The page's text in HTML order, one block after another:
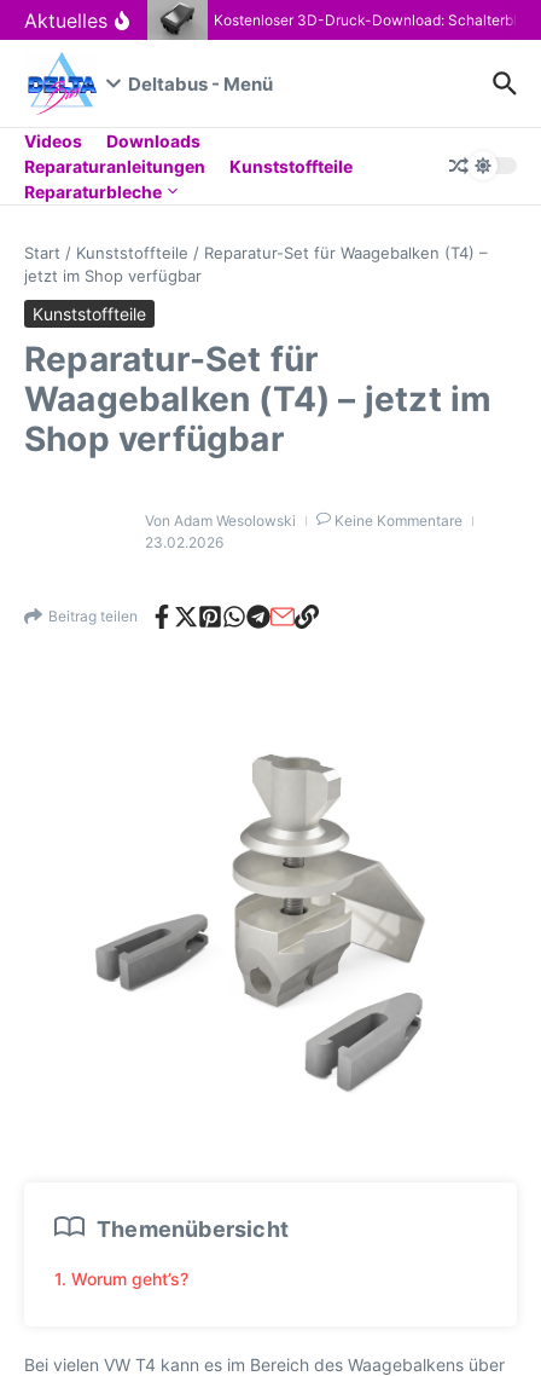
Zum Inhalt springen
Aktuelles Kostenloser 3D-Druck-Download:
Deltabus - Menü
Videos
Downloads
Reparaturanleitungen
Kunststoffteile
Reparaturbleche
Start / Kunststoffteile / Reparatur-Set für Waagebalken (T4) –
jetzt im Shop verfügbar
Kunststoffteile
Reparatur-Set für
Waagebalken (T4) – jetzt im
Shop verfügbar
Von Adam Wesolowski
Keine Kommentare
23.02.2026
Beitrag teilen
Themenübersicht
1. Worum geht’s?
Bei vielen VW T4 kann es im Bereich des Waagebalkens über